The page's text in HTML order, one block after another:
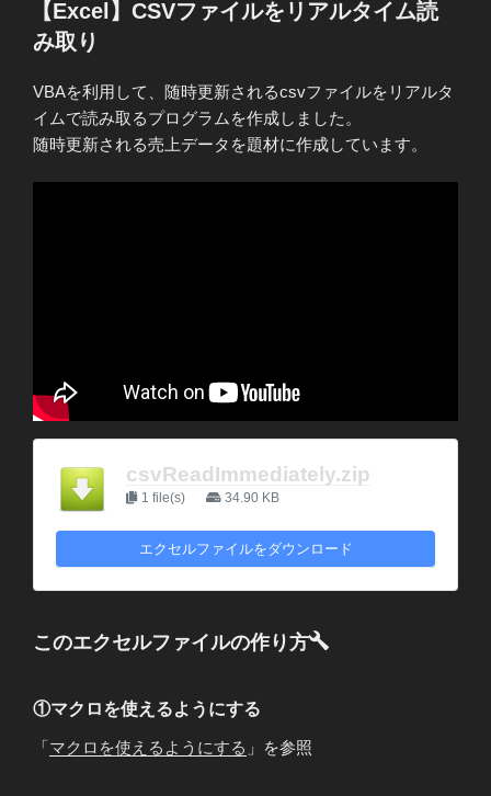
o
o
k
日:【Excel】CSVファイルをリアルタイム読
み取り
VBAを利用して、随時更新されるcsvファイルをリアルタ
イムで読み取るプログラムを作成しました。
随時更新される売上データを題材に作成しています。
csvReadImmediately.zip
1 file(s) 34.90 KB
エクセルファイルをダウンロード
このエクセルファイルの作り方
①マクロを使えるようにする
「マクロを使えるようにする 」を参照